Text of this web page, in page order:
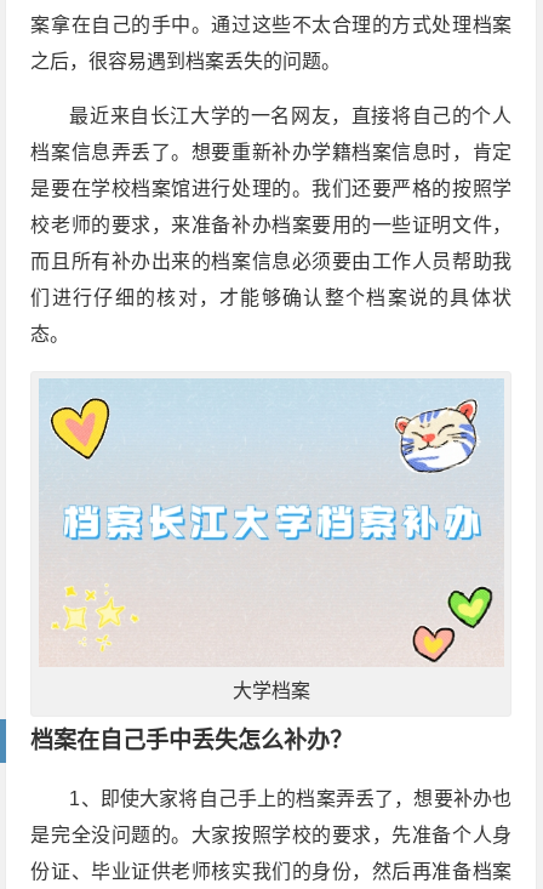
案拿在自己的手中。通过这些不太合理的方式处理档案
之后，很容易遇到档案丢失的问题。
最近来自长江大学的一名网友，直接将自己的个人
档案信息弄丢了。想要重新补办学籍档案信息时，肯定
是要在学校档案馆进行处理的。我们还要严格的按照学
校老师的要求，来准备补办档案要用的一些证明文件，
而且所有补办出来的档案信息必须要由工作人员帮助我
们进行仔细的核对，才能够确认整个档案说的具体状
态。
大学档案
档案在自己手中丢失怎么补办？
1、即使大家将自己手上的档案弄丢了，想要补办也
是完全没问题的。大家按照学校的要求，先准备个人身
份证、毕业证供老师核实我们的身份，然后再准备档案